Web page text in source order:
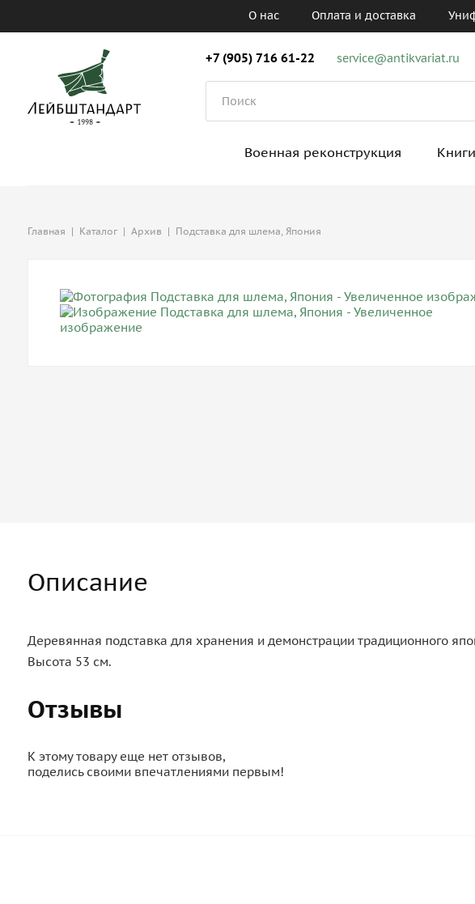
О нас Оплата и доставка
+7 (905) 716 61-22 service@antikvariat.ru
Военная реконструкция Книги
Главная | Каталог | Архив | Подставка для шлема, Япония
Описание
Деревянная подставка для хранения и демонстрации традиционного
Высота 53 см.
Отзывы
К этому товару еще нет отзывов,
поделись своими впечатлениями первым!